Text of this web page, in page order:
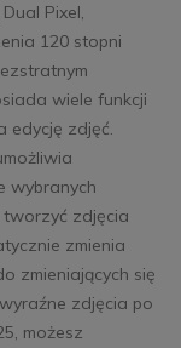
Pixel,
120 stopni
wiele funkcji
edycję zdjęć.
wybranych
tworzyć zdjęcia
zmienia
zmieniających się
zdjęcia po
możesz